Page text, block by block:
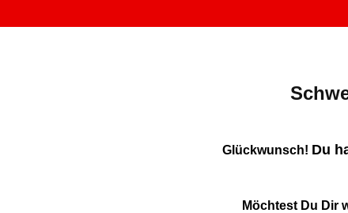
Glückwunsch! Du
Möchtest Du Dir